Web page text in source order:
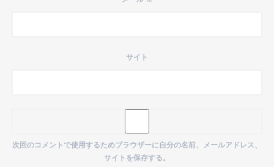
サイト
次回のコメントで使用するためブラウザーに自分の名前、メールアドレス、
サイトを保存する。